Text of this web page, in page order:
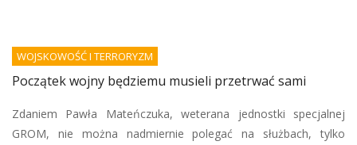
WOJSKOWOŚĆ I TERRORYZM
Początek wojny będziemu musieli przetrwać sami
Zdaniem Pawła Mateńczuka, weterana jednostki specjalnej
GROM, nie można nadmiernie polegać na służbach, tylko